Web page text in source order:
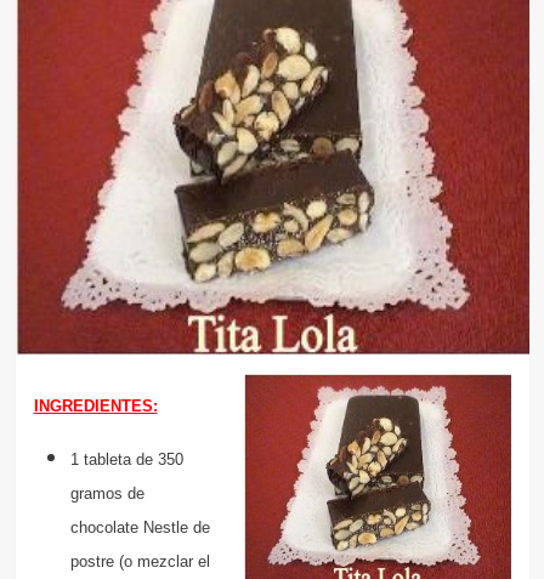
INGREDIENTES:
1 tableta de 350
gramos de
chocolate Nestle de
postre (o mezclar el